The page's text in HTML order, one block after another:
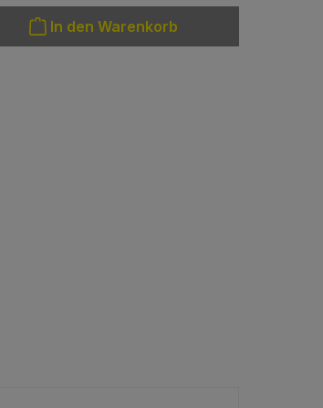
Wert ein oder benutze die
In den Warenkorb